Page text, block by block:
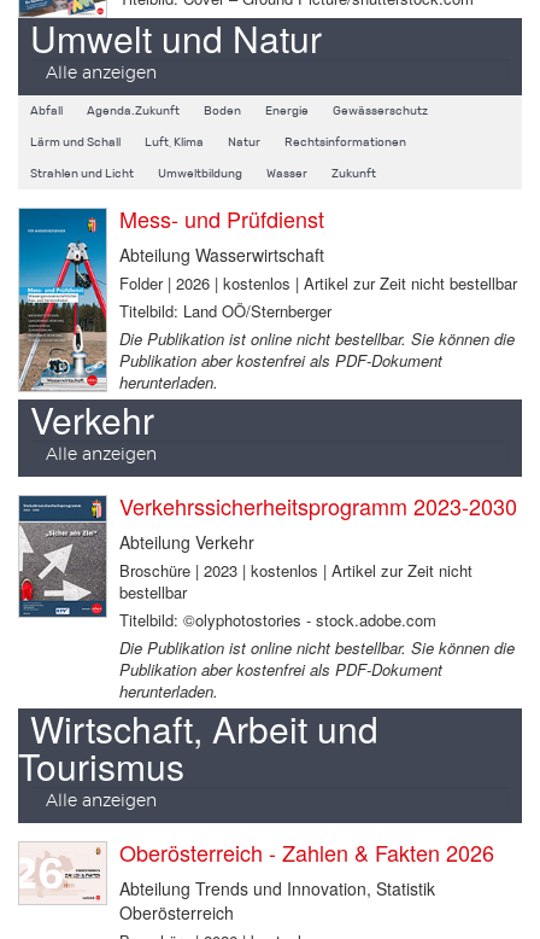
Umwelt und Natur
Alle anzeigen
Abfall Agenda.Zukunft Boden Energie Gewässerschutz
Lärm und Schall Luft, Klima Natur Rechtsinformationen
Strahlen und Licht Umweltbildung Wasser Zukunft
Mess- und Prüfdienst
Abteilung Wasserwirtschaft
Folder | 2026 | kostenlos | Artikel zur Zeit nicht bestellbar
Titelbild: Land OÖ/Sternberger
Die Publikation ist online nicht bestellbar. Sie können die
Publikation aber kostenfrei als PDF-Dokument
herunterladen.
Verkehr
Alle anzeigen
Verkehrssicherheitsprogramm 2023-2030
Abteilung Verkehr
Broschüre | 2023 | kostenlos | Artikel zur Zeit nicht
bestellbar
Titelbild: ©olyphotostories - stock.adobe.com
Die Publikation ist online nicht bestellbar. Sie können die
Publikation aber kostenfrei als PDF-Dokument
herunterladen.
Wirtschaft, Arbeit und
Tourismus
Alle anzeigen
Oberösterreich - Zahlen & Fakten 2026
Abteilung Trends und Innovation, Statistik
Oberösterreich